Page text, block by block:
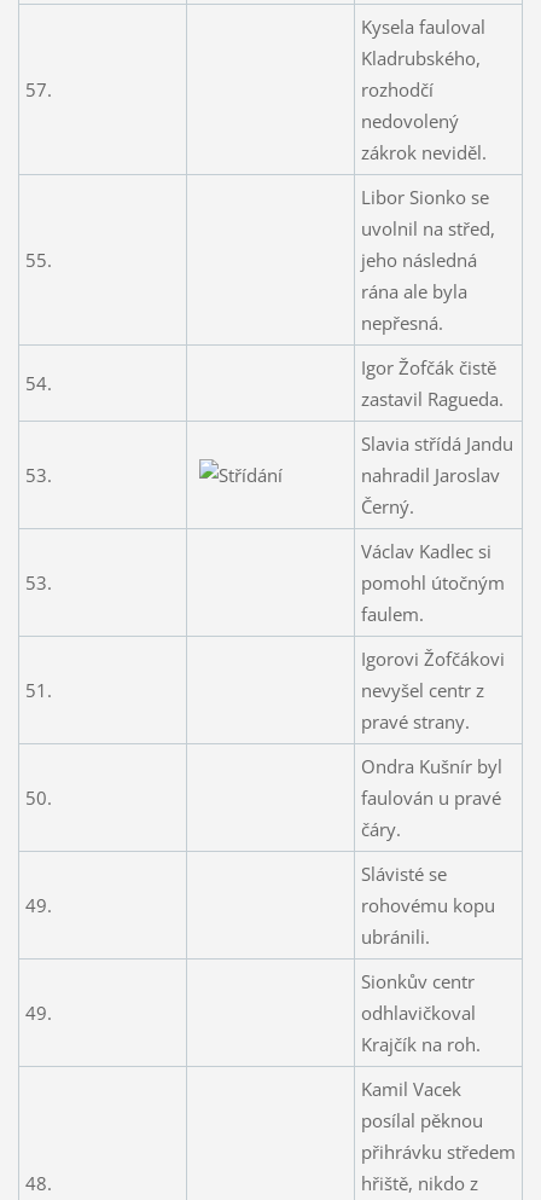
57.
Kysela fauloval
Kladrubského,
rozhodčí
nedovolený
zákrok neviděl.
55.
Libor Sionko se
uvolnil na střed,
jeho následná
rána ale byla
nepřesná.
54.
Igor Žofčák čistě
zastavil Ragueda.
53.
Slavia střídá Jandu
nahradil Jaroslav
Černý.
53.
Václav Kadlec si
pomohl útočným
faulem.
51.
Igorovi Žofčákovi
nevyšel centr z
pravé strany.
50.
Ondra Kušnír byl
faulován u pravé
čáry.
49.
Slávisté se
rohovému kopu
ubránili.
49.
Sionkův centr
odhlavičkoval
Krajčík na roh.
48.
Kamil Vacek
posílal pěknou
přihrávku středem
hřiště, nikdo z